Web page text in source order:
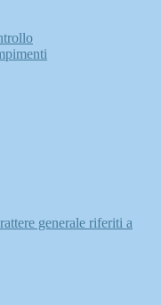
generale riferiti a